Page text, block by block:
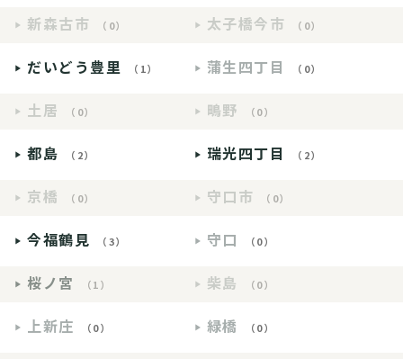
新森古市 （0） 太子橋今市 （0）
だいどう豊里 （1） 蒲生四丁目 （0）
土居 （0） 鴫野 （0）
都島 （2） 瑞光四丁目 （2）
京橋 （0） 守口市 （0）
今福鶴見 （3） 守口 （0）
桜ノ宮 （1） 柴島 （0）
上新庄 （0） 緑橋 （0）